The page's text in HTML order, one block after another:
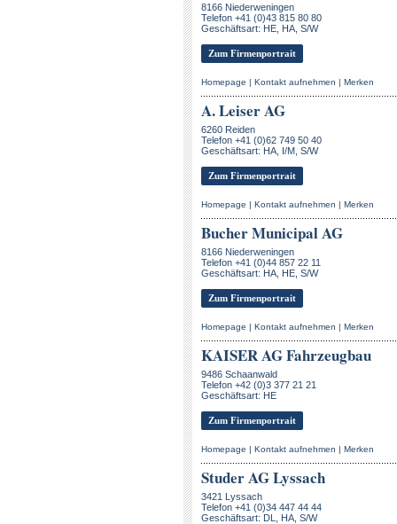
8166 Niederweningen
Telefon +41 (0)43 815 80 80
Geschäftsart: HE, HA, S/W
Zum Firmenportrait
Homepage | Kontakt aufnehmen | Merken
A. Leiser AG
6260 Reiden
Telefon +41 (0)62 749 50 40
Geschäftsart: HA, I/M, S/W
Zum Firmenportrait
Homepage | Kontakt aufnehmen | Merken
Bucher Municipal AG
8166 Niederweningen
Telefon +41 (0)44 857 22 11
Geschäftsart: HA, HE, S/W
Zum Firmenportrait
Homepage | Kontakt aufnehmen | Merken
KAISER AG Fahrzeugbau
9486 Schaanwald
Telefon +42 (0)3 377 21 21
Geschäftsart: HE
Zum Firmenportrait
Homepage | Kontakt aufnehmen | Merken
Studer AG Lyssach
3421 Lyssach
Telefon +41 (0)34 447 44 44
Geschäftsart: DL, HA, S/W